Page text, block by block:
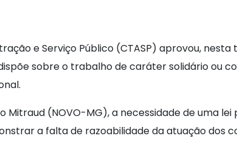
e Serviço Público (CTASP) aprovou,
sobre o trabalho de caráter solidário ou
Mitraud (NOVO-MG), a necessidade de uma
a falta de razoabilidade da atuação dos